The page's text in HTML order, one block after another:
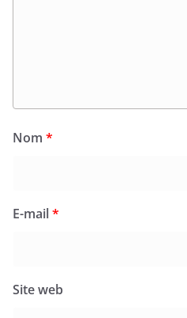
Nom *
E-mail*
Site web